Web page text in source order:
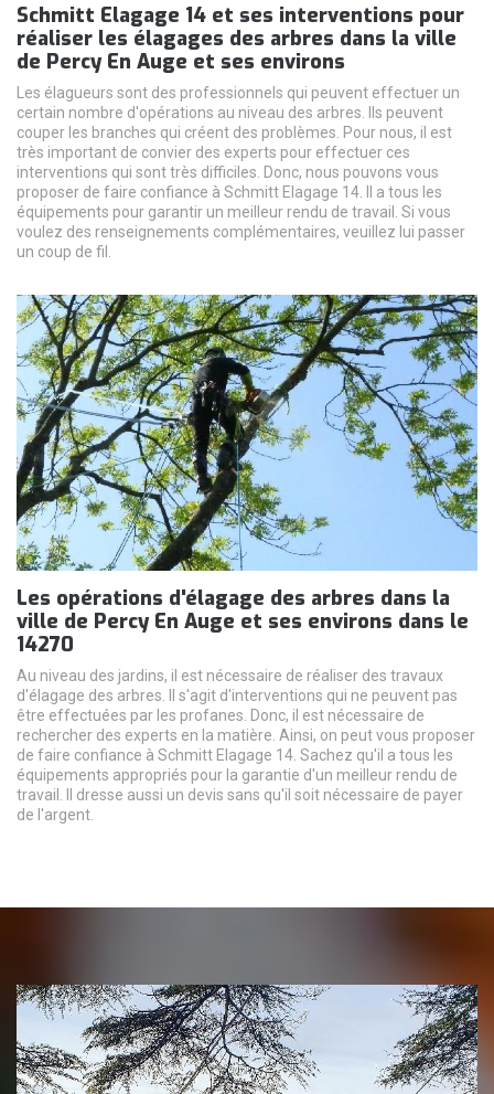
Schmitt Elagage 14 et ses interventions pour
réaliser les élagages des arbres dans la ville
de Percy En Auge et ses environs
Les élagueurs sont des professionnels qui peuvent effectuer un
certain nombre d'opérations au niveau des arbres. Ils peuvent
couper les branches qui créent des problèmes. Pour nous, il est
très important de convier des experts pour effectuer ces
interventions qui sont très difficiles. Donc, nous pouvons vous
proposer de faire confiance à Schmitt Elagage 14. Il a tous les
équipements pour garantir un meilleur rendu de travail. Si vous
voulez des renseignements complémentaires, veuillez lui passer
un coup de fil.
Les opérations d'élagage des arbres dans la
ville de Percy En Auge et ses environs dans le
14270
Au niveau des jardins, il est nécessaire de réaliser des travaux
d'élagage des arbres. Il s'agit d'interventions qui ne peuvent pas
être effectuées par les profanes. Donc, il est nécessaire de
rechercher des experts en la matière. Ainsi, on peut vous proposer
de faire confiance à Schmitt Elagage 14. Sachez qu'il a tous les
équipements appropriés pour la garantie d'un meilleur rendu de
travail. Il dresse aussi un devis sans qu'il soit nécessaire de payer
de l'argent.